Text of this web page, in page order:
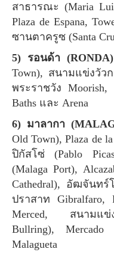
สาธารณะ (Maria
Plaza de Espana,
ซานตาครูซ (Santa
5) รอนด้า
Town), สนามแข่งวัว
พระราชวัง Moorish,
Baths และ Arena
6) มาลากา
Old Town), Plaza de
ปิกัสโซ่ (Pablo
(Malaga Port),
Cathedral), อัฒจันทร์
ปราสาท Gibralfaro,
Merced, สนามแข่
Bullring),
Malagueta